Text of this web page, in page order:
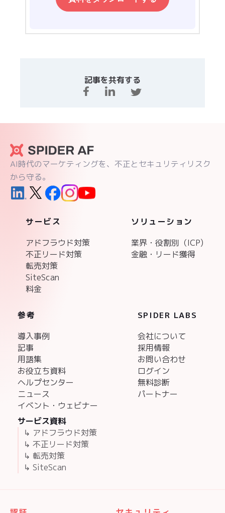
記事を共有する
AI時代のマーケティングを、不正とセキュリティリスク
から守る。
サービス
アドフラウド対策
不正リード対策
転売対策
SiteScan
料金
ソリューション
業界・役割別（ICP)
金融・リード獲得
参考
導入事例
記事
用語集
お役立ち資料
ヘルプセンター
ニュース
イベント・ウェビナー
サービス資料
↳ アドフラウド対策
↳ 不正リード対策
↳ 転売対策
↳ SiteScan
SPIDER LABS
会社について
採用情報
お問い合わせ
ログイン
無料診断
パートナー